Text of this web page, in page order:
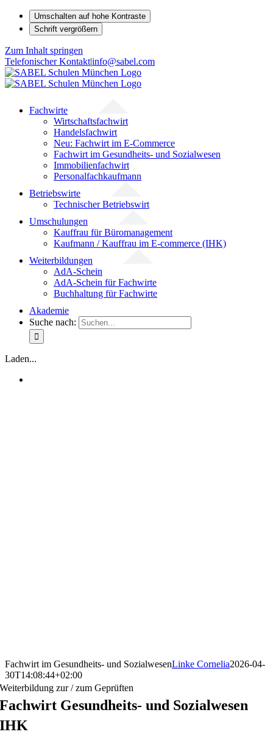
Umschalten auf hohe Kontraste
Schrift vergrößern
Zum Inhalt springen
Telefonischer Kontakt|info@sabel.com
Fachwirte
Wirtschaftsfachwirt
Handelsfachwirt
Neu: Fachwirt im E-Commerce
Fachwirt im Gesundheits- und Sozialwesen
Immobilienfachwirt
Personalfachkaufmann
Betriebswirte
Technischer Betriebswirt
Umschulungen
Kauffrau für Büromanagement
Kaufmann / Kauffrau im E-commerce (IHK)
Weiterbildungen
AdA-Schein
AdA-Schein für Fachwirte
Buchhaltung für Fachwirte
Akademie
Suche nach:
Laden...
Fachwirt im Gesundheits- und SozialwesenLinke Cornelia2026-04-
30T14:08:44+02:00
Weiterbildung zur / zum Geprüften
Fachwirt Gesundheits- und Sozialwesen
IHK